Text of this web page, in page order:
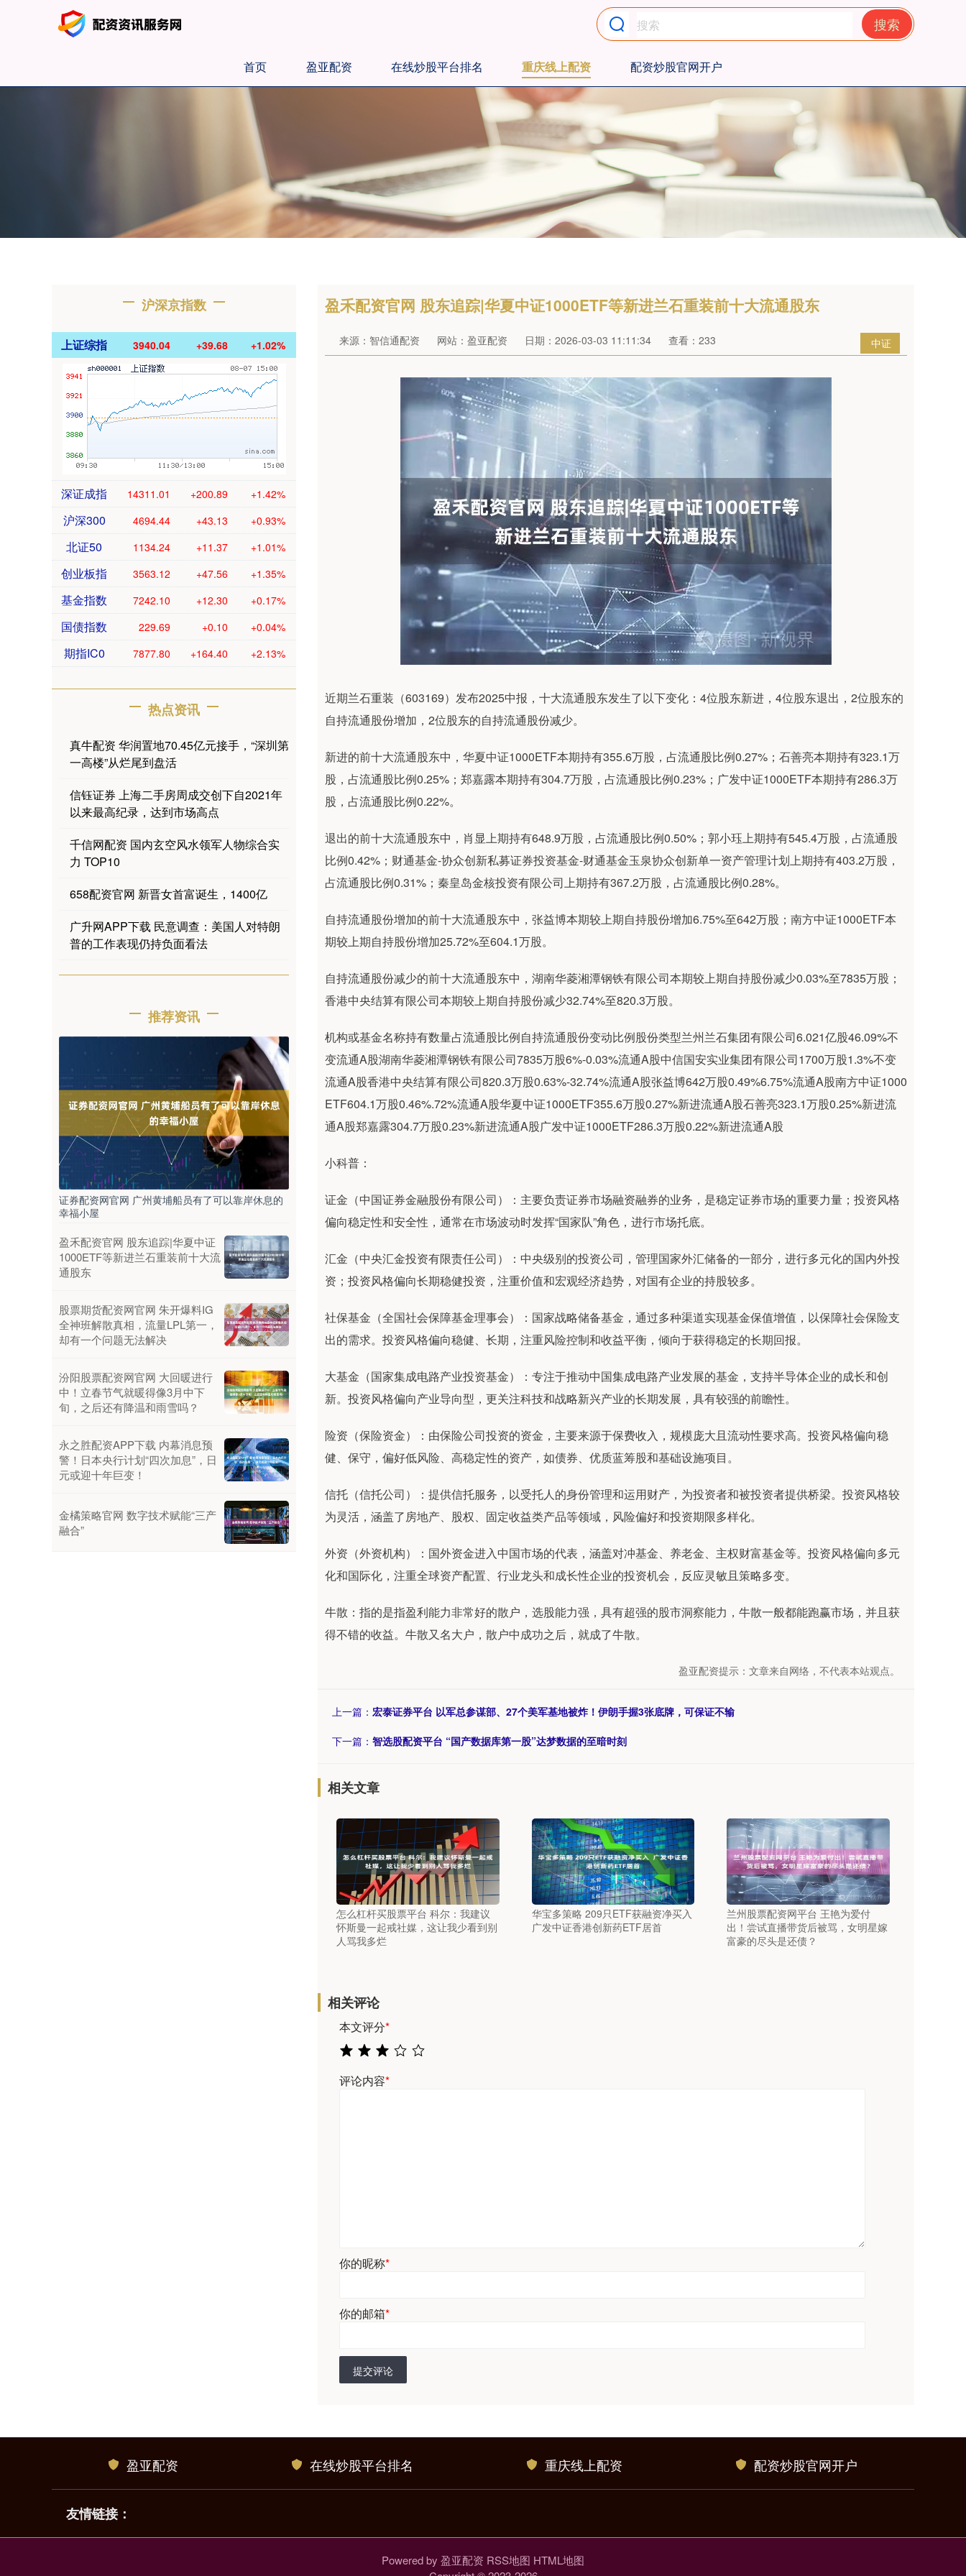
搜索
首页 盈亚配资 在线炒股平台排名 重庆线上配资 配资炒股官网开户
盈禾配资官网 股东追踪|华夏中证1000ETF等新进兰石重装前十大流通股东
中证
来源：智信通配资 网站：盈亚配资 日期：2026-03-03 11:11:34 查看：233
近期兰石重装（603169）发布2025中报，十大流通股东发生了以下变化：4位股东新进，4位股东退出，2位股东的
自持流通股份增加，2位股东的自持流通股份减少。
新进的前十大流通股东中，华夏中证1000ETF本期持有355.6万股，占流通股比例0.27%；石善亮本期持有323.1万
股，占流通股比例0.25%；郑嘉露本期持有304.7万股，占流通股比例0.23%；广发中证1000ETF本期持有286.3万
股，占流通股比例0.22%。
退出的前十大流通股东中，肖显上期持有648.9万股，占流通股比例0.50%；郭小珏上期持有545.4万股，占流通股
比例0.42%；财通基金-协众创新私募证券投资基金-财通基金玉泉协众创新单一资产管理计划上期持有403.2万股，
占流通股比例0.31%；秦皇岛金核投资有限公司上期持有367.2万股，占流通股比例0.28%。
自持流通股份增加的前十大流通股东中，张益博本期较上期自持股份增加6.75%至642万股；南方中证1000ETF本
期较上期自持股份增加25.72%至604.1万股。
自持流通股份减少的前十大流通股东中，湖南华菱湘潭钢铁有限公司本期较上期自持股份减少0.03%至7835万股；
香港中央结算有限公司本期较上期自持股份减少32.74%至820.3万股。
机构或基金名称持有数量占流通股比例自持流通股份变动比例股份类型兰州兰石集团有限公司6.021亿股46.09%不
变流通A股湖南华菱湘潭钢铁有限公司7835万股6%-0.03%流通A股中信国安实业集团有限公司1700万股1.3%不变
流通A股香港中央结算有限公司820.3万股0.63%-32.74%流通A股张益博642万股0.49%6.75%流通A股南方中证1000
ETF604.1万股0.46%.72%流通A股华夏中证1000ETF355.6万股0.27%新进流通A股石善亮323.1万股0.25%新进流
通A股郑嘉露304.7万股0.23%新进流通A股广发中证1000ETF286.3万股0.22%新进流通A股
小科普：
证金（中国证券金融股份有限公司）：主要负责证券市场融资融券的业务，是稳定证券市场的重要力量；投资风格
偏向稳定性和安全性，通常在市场波动时发挥“国家队”角色，进行市场托底。
汇金（中央汇金投资有限责任公司）：中央级别的投资公司，管理国家外汇储备的一部分，进行多元化的国内外投
资；投资风格偏向长期稳健投资，注重价值和宏观经济趋势，对国有企业的持股较多。
社保基金（全国社会保障基金理事会）：国家战略储备基金，通过多种渠道实现基金保值增值，以保障社会保险支
出的需求。投资风格偏向稳健、长期，注重风险控制和收益平衡，倾向于获得稳定的长期回报。
大基金（国家集成电路产业投资基金）：专注于推动中国集成电路产业发展的基金，支持半导体企业的成长和创
新。投资风格偏向产业导向型，更关注科技和战略新兴产业的长期发展，具有较强的前瞻性。
险资（保险资金）：由保险公司投资的资金，主要来源于保费收入，规模庞大且流动性要求高。投资风格偏向稳
健、保守，偏好低风险、高稳定性的资产，如债券、优质蓝筹股和基础设施项目。
信托（信托公司）：提供信托服务，以受托人的身份管理和运用财产，为投资者和被投资者提供桥梁。投资风格较
为灵活，涵盖了房地产、股权、固定收益类产品等领域，风险偏好和投资期限多样化。
外资（外资机构）：国外资金进入中国市场的代表，涵盖对冲基金、养老金、主权财富基金等。投资风格偏向多元
化和国际化，注重全球资产配置、行业龙头和成长性企业的投资机会，反应灵敏且策略多变。
牛散：指的是指盈利能力非常好的散户，选股能力强，具有超强的股市洞察能力，牛散一般都能跑赢市场，并且获
得不错的收益。牛散又名大户，散户中成功之后，就成了牛散。
盈亚配资提示：文章来自网络，不代表本站观点。
上一篇： 宏泰证券平台 以军总参谋部、27个美军基地被炸！伊朗手握3张底牌，可保证不输
下一篇： 智选股配资平台 “国产数据库第一股”达梦数据的至暗时刻
相关文章
怎么杠杆买股票平台 科尔：我建议
怀斯曼一起戒社媒，这让我少看到别
人骂我多烂
华宝多策略 209只ETF获融资净买入
广发中证香港创新药ETF居首
兰州股票配资网平台 王艳为爱付
出！尝试直播带货后被骂，女明星嫁
富豪的尽头是还债？
相关评论
本文评分*
评论内容*
你的昵称*
你的邮箱*
提交评论
沪深京指数
上证综指 3940.04 +39.68 +1.02%
深证成指 14311.01 +200.89 +1.42%
沪深300 4694.44 +43.13 +0.93%
北证50 1134.24 +11.37 +1.01%
创业板指 3563.12 +47.56 +1.35%
基金指数 7242.10 +12.30 +0.17%
国债指数 229.69 +0.10 +0.04%
期指IC0 7877.80 +164.40 +2.13%
热点资讯
真牛配资 华润置地70.45亿元接手，“深圳第
一高楼”从烂尾到盘活
信钰证券 上海二手房周成交创下自2021年
以来最高纪录，达到市场高点
千信网配资 国内玄空风水领军人物综合实
力 TOP10
658配资官网 新晋女首富诞生，1400亿
广升网APP下载 民意调查：美国人对特朗
普的工作表现仍持负面看法
推荐资讯
证券配资网官网 广州黄埔船员有了可以靠岸休息的
幸福小屋
盈禾配资官网 股东追踪|华夏中证
1000ETF等新进兰石重装前十大流
通股东
股票期货配资网官网 朱开爆料IG
全神班解散真相，流量LPL第一，
却有一个问题无法解决
汾阳股票配资网官网 大回暖进行
中！立春节气就暖得像3月中下
旬，之后还有降温和雨雪吗？
永之胜配资APP下载 内幕消息预
警！日本央行计划“四次加息”，日
元或迎十年巨变！
金橘策略官网 数字技术赋能“三产
融合”
盈亚配资 在线炒股平台排名 重庆线上配资 配资炒股官网开户
友情链接：
Powered by 盈亚配资 RSS地图 HTML地图